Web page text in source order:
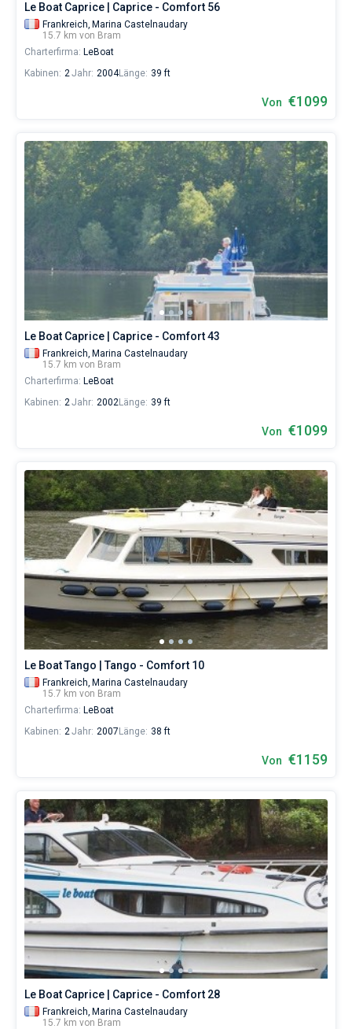
Le Boat Caprice | Caprice - Comfort 56
Frankreich, Marina Castelnaudary
15.7 km von Bram
Charterfirma: LeBoat
Kabinen: 2Jahr: 2004Länge: 39 ft
Von €1099
Le Boat Caprice | Caprice - Comfort 43
Frankreich, Marina Castelnaudary
15.7 km von Bram
Charterfirma: LeBoat
Kabinen: 2Jahr: 2002Länge: 39 ft
Von €1099
Le Boat Tango | Tango - Comfort 10
Frankreich, Marina Castelnaudary
15.7 km von Bram
Charterfirma: LeBoat
Kabinen: 2Jahr: 2007 Länge: 38 ft
Von €1159
Le Boat Caprice | Caprice - Comfort 28
Frankreich, Marina Castelnaudary
15.7 km von Bram